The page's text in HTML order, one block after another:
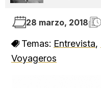
28 marzo, 2018
Temas: Entrevista,
Voyageros